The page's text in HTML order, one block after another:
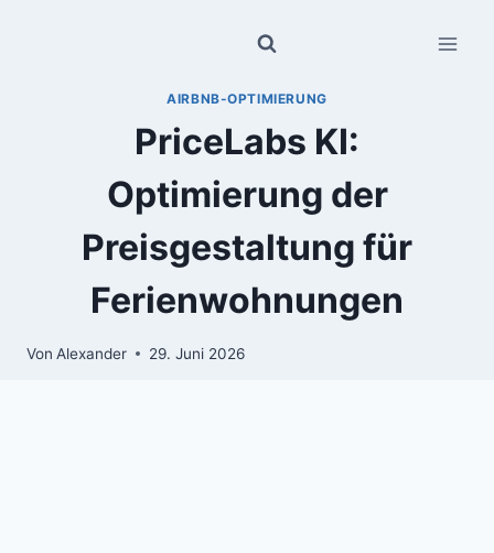
AIRBNB-OPTIMIERUNG
PriceLabs KI:
Optimierung der
Preisgestaltung für
Ferienwohnungen
Von Alexander 29. Juni 2026